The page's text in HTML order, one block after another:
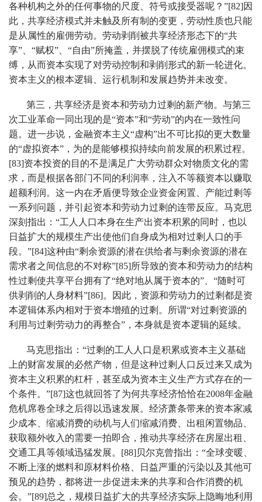
各种机构之外的任何事物的尺度、符号或接受器呢？”[82]因
此，共享经济模式并未触及所有制的变更，劳动性质也只能
是从属性的雇佣劳动。劳动剥削被共享经济形态下的“共
享”、“赋权”、“自由”所掩盖，并摆脱了传统雇佣模式的束
缚，从而资本实现了对劳动控制和剥削形式的新一轮进化。
资本主义的根本逻辑、运行机制和发展趋势并未改变。
第三，共享经济是资本和劳动力过剩的新产物。与第三
次工业革命一同出现的是“资本”和“劳动”的内在一致性问
题。进一步说，金融资本主义“虚构”出不可比拟的更大数量
的“虚拟资本”，为的是能够模拟持续向前发展的积累过程。
[83]资本投资的目的不是满足广大劳动群众对物质文化的需
求，而是根据各部门不同的利润率，注入不等额资本以赚取
超额利润。这一内在矛盾便导致企业资金闲置、产能过剩等
一系列问题，并引起资本和劳动力过剩的连带反应。马克思
深刻指出：“工人人口本身在生产出资本积累的同时，也以
日益扩大的规模生产出使他们自身成为相对过剩人口的手
段。”[84]这种由“剩余资源的潜在供给者与剩余资源的潜在
需求者之间信息的不对称”[85]所导致的资本和劳动力的结构
性过剩使共享平台拥有了“绝对地从属于资本的”、“随时可
供剥削的人身材料”[86]。因此，资源和劳动力的过剩都是资
本逻辑体系内相对于资本增殖的过剩。所谓“对过剩资源的
利用与过剩劳动力的再整合”，本身就是资本逻辑的延续。
马克思指出：“过剩的工人人口是积累或资本主义基础
上的财富发展的必然产物，但是这种过剩人口反过来又成为
资本主义积累的杠杆，甚至成为资本主义生产方式存在的一
个条件。”[87]这也就回答了为何共享经济恰恰在2008年金融
危机席卷全球之后得以迅速发展。经济萧条带来的资本家减
少成本、缩减消费的动机与人们缩减消费、出租闲置物品、
获取额外收入的需要一拍即合，推动共享经济在房屋出租、
交通工具等领域迅猛发展。[88]贝尔克曾指出：“全球变暖、
不断上涨的燃料和原材料价格、日益严重的污染以及其他可
预见的趋势，都将进一步促进未来的共享和合作消费的机
会。”[89]总之，规模日益扩大的共享经济实际上隐晦地利用